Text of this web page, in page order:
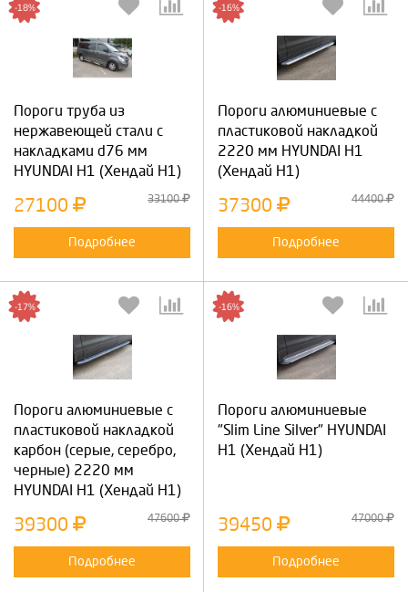
Пороги труба из
нержавеющей стали с
накладками d76 мм
HYUNDAI Н1 (Хендай Н1)
-18%
27100 33100
Подробнее
Пороги алюминиевые с
пластиковой накладкой
2220 мм HYUNDAI Н1
(Хендай Н1)
-16%
37300 44400
Подробнее
Пороги алюминиевые с
пластиковой накладкой
карбон (серые, серебро,
черные) 2220 мм
HYUNDAI Н1 (Хендай Н1)
-17%
39300 47600
Подробнее
Пороги алюминиевые
"Slim Line Silver" HYUNDAI
Н1 (Хендай Н1)
-16%
39450 47000
Подробнее